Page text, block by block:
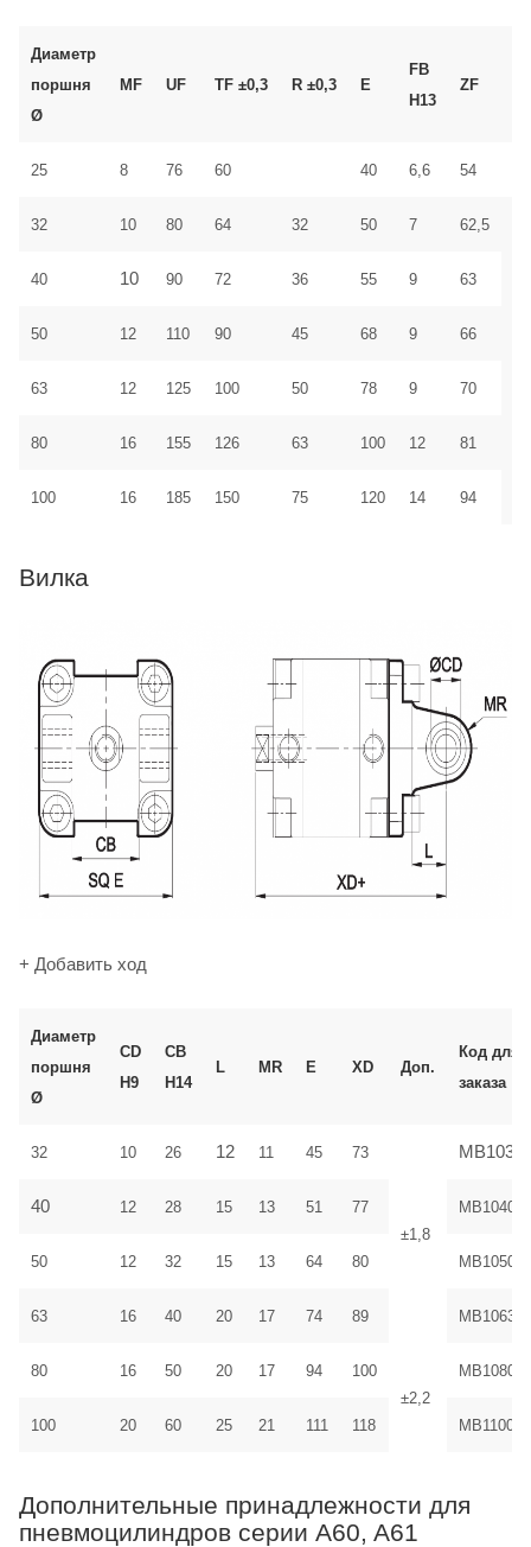
Диаметр
поршня
Ø
MF UF TF ±0,3 R ±0,3 E
FB
H13
ZF
25 8 76 60 40 6,6 54
32 10 80 64 32 50 7 62,5
40 10 90 72 36 55 9 63
50 12 110 90 45 68 9 66
63 12 125 100 50 78 9 70
80 16 155 126 63 100 12
81
100
16 185 150 75 120 14 94
Вилка
+ Добавить ход
Диаметр
поршня
Ø
CD
H9
CB
H14
L MR E XD Доп.
Код для
заказа
32 10 26 12 11 45 73
±1,8
MB1032
40 12 28 15 13 51 77 MB1040
50 12 32 15 13 64 80 MB1050
63 16 40 20 17 74 89 MB1063
80 16 50 20 17 94
100
±2,2
MB1080
100 20 60 25 21 111 118 MB1100
Дополнительные принадлежности для
пневмоцилиндров серии A60, A61